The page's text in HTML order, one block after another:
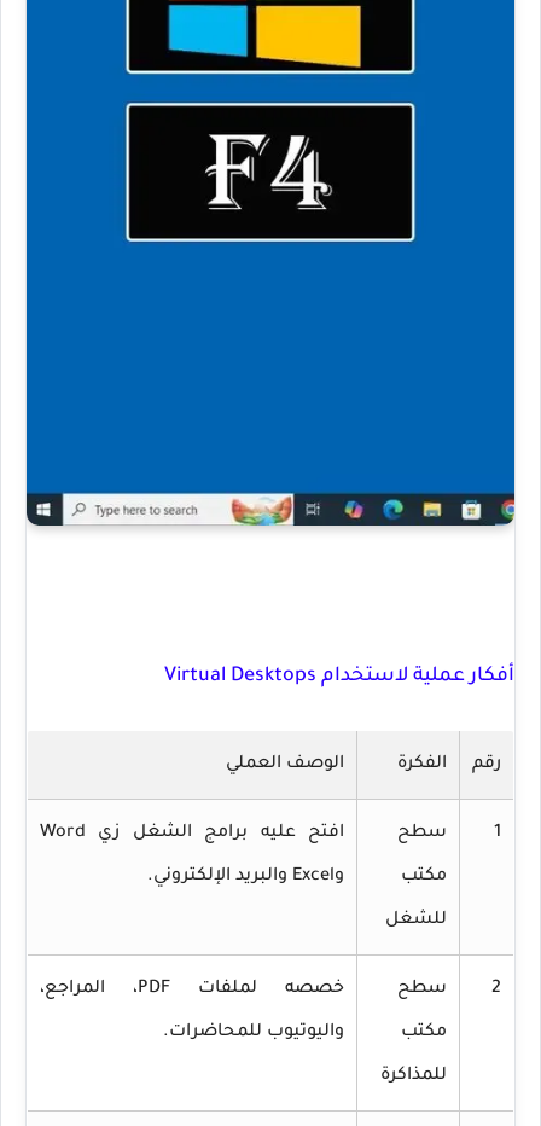
أفكار عملية لاستخدام Virtual Desktops
رقم الفكرة الوصف العملي
1 سطح
مكتب
للشغل
افتح عليه برامج الشغل زي Word
وExcel والبريد الإلكتروني.
2 سطح
مكتب
للمذاكرة
خصصه لملفات PDF، المراجع،
واليوتيوب للمحاضرات.